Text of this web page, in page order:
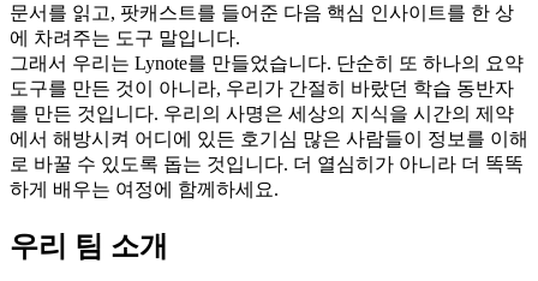
문서를 읽고, 팟캐스트를 들어준 다음 핵심 인사이트를 한 상
에 차려주는 도구 말입니다.
그래서 우리는 Lynote를 만들었습니다. 단순히 또 하나의 요약
도구를 만든 것이 아니라, 우리가 간절히 바랐던 학습 동반자
를 만든 것입니다. 우리의 사명은 세상의 지식을 시간의 제약
에서 해방시켜 어디에 있든 호기심 많은 사람들이 정보를 이해
로 바꿀 수 있도록 돕는 것입니다. 더 열심히가 아니라 더 똑똑
하게 배우는 여정에 함께하세요.
우리 팀 소개